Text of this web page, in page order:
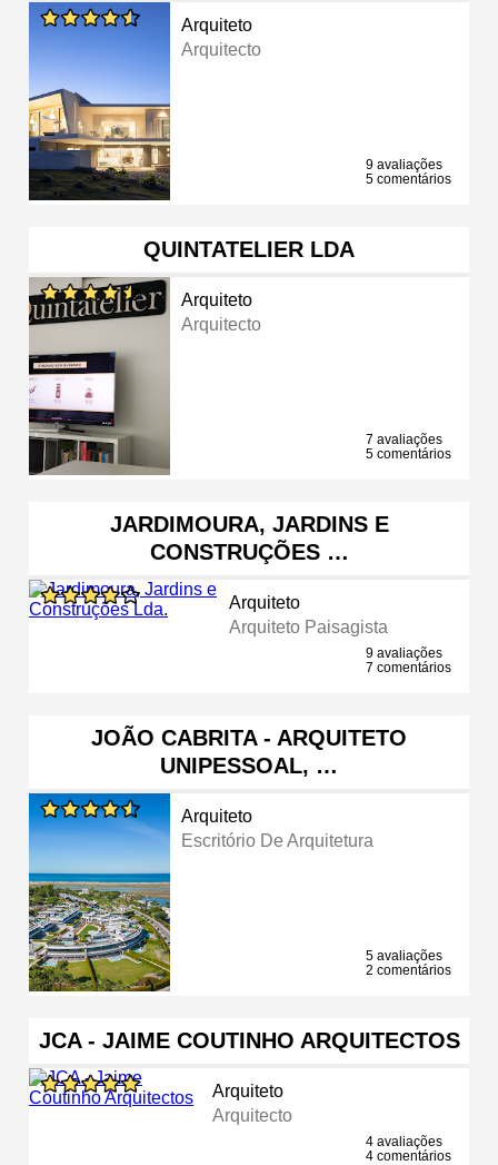
Arquiteto
Arquitecto
9 avaliações
5 comentários
QUINTATELIER LDA
Arquiteto
Arquitecto
7 avaliações
5 comentários
JARDIMOURA, JARDINS E
CONSTRUÇÕES …
Arquiteto
Arquiteto Paisagista
9 avaliações
7 comentários
JOÃO CABRITA - ARQUITETO
UNIPESSOAL, …
Arquiteto
Escritório De Arquitetura
5 avaliações
2 comentários
JCA - JAIME COUTINHO ARQUITECTOS
Arquiteto
Arquitecto
4 avaliações
4 comentários